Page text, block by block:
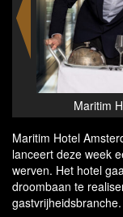
Maritim
Maritim Hotel
lanceert deze week
werven. Het hotel
droombaan te
gastvrijheidsbranche.